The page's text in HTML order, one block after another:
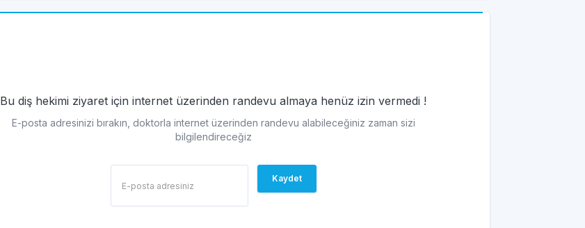
Bu diş hekimi ziyaret için internet üzerinden randevu almaya henüz izin vermedi !
E-posta adresinizi bırakın, doktorla internet üzerinden randevu alabileceğiniz zaman sizi
bilgilendireceğiz
Kaydet